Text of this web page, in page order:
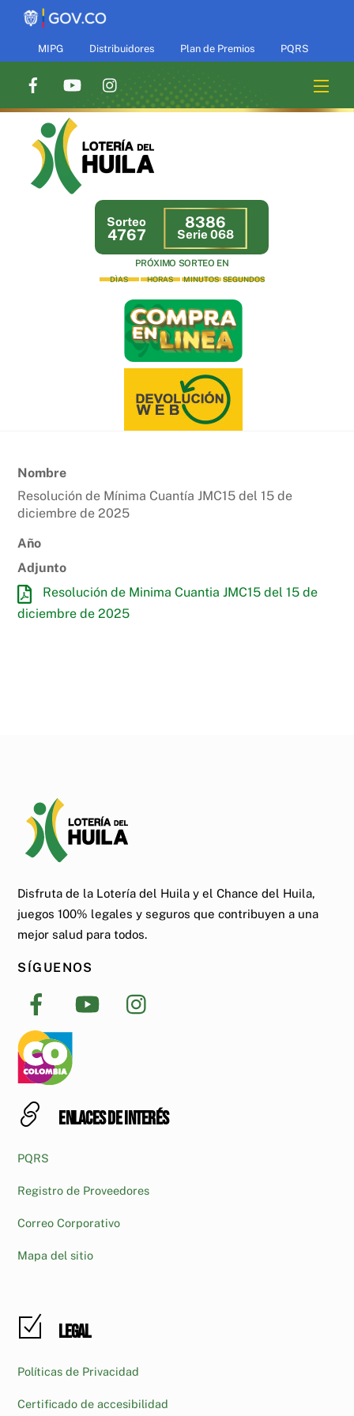
Skip
contentMIPG Distribuidores Plan de Premios PQRS
Sorteo
4767
8386
Serie 068
PRÓXIMO SORTEO EN
DÌAS HORAS MINUTOS SEGUNDOS
Nombre
Resolución de Mínima Cuantía JMC15 del 15 de
diciembre de 2025
Año
Adjunto
Resolución de Minima Cuantia JMC15 del 15 de
diciembre de 2025
Disfruta de la Lotería del Huila y el Chance del Huila,
juegos 100% legales y seguros que contribuyen a una
mejor salud para todos.
SÍGUENOS
Enlaces de interés
PQRS
Registro de Proveedores
Correo Corporativo
Mapa del sitio
Legal
Políticas de Privacidad
Certificado de accesibilidad